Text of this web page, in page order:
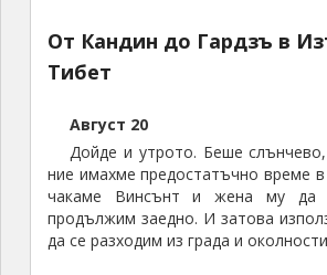
От Кандин до Гардзъ в
Тибет
Август 20
Дойде и утрото. Беше
ние имахме предостатъчно време
чакаме Винсънт и жена му да
продължим заедно. И затова
да се разходим из града и